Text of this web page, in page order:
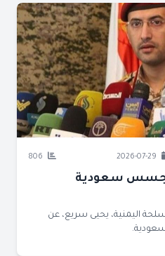
تجسس سعودية
اليمنية، يحيى سريع، عن